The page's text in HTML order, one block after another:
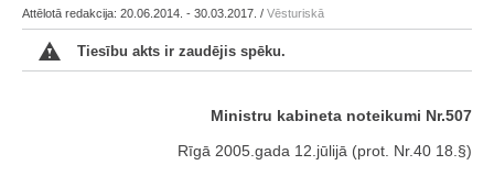
Attēlotā redakcija: 20.06.2014. - 30.03.2017. / Vēsturiskā
Tiesību akts ir zaudējis spēku.
Ministru kabineta noteikumi Nr.507
Rīgā 2005.gada 12.jūlijā (prot. Nr.40 18.§)